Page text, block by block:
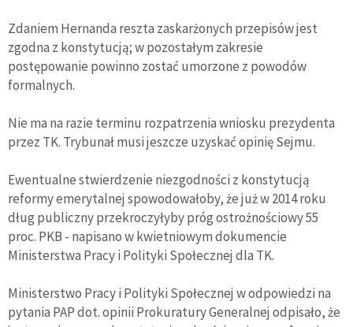
Zdaniem Hernanda reszta zaskarżonych przepisów jest
zgodna z konstytucją; w pozostałym zakresie
postępowanie powinno zostać umorzone z powodów
formalnych.
Nie ma na razie terminu rozpatrzenia wniosku prezydenta
przez TK. Trybunał musi jeszcze uzyskać opinię Sejmu.
Ewentualne stwierdzenie niezgodności z konstytucją
reformy emerytalnej spowodowałoby, że już w 2014 roku
dług publiczny przekroczyłyby próg ostrożnościowy 55
proc. PKB - napisano w kwietniowym dokumencie
Ministerstwa Pracy i Polityki Społecznej dla TK.
Ministerstwo Pracy i Polityki Społecznej w odpowiedzi na
pytania PAP dot. opinii Prokuratury Generalnej odpisało, że